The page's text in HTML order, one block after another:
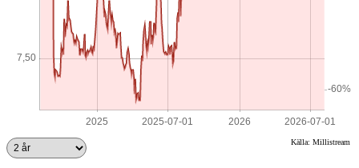
Källa: Millistream